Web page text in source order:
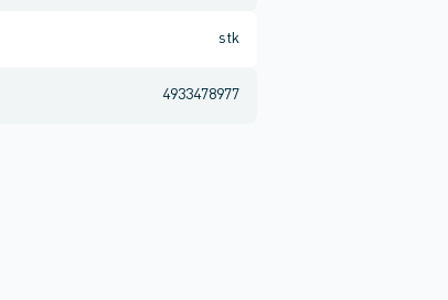
stk
4933478977